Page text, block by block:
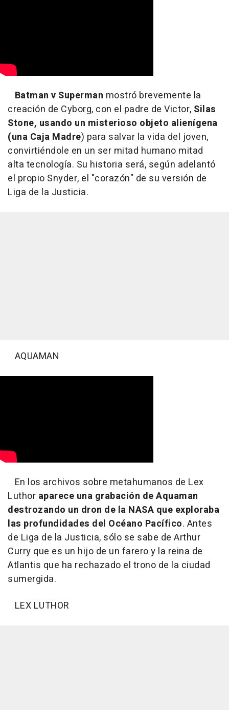
Batman v Superman mostró brevemente la
creación de Cyborg, con el padre de Victor, Silas
Stone, usando un misterioso objeto alienígena
(una Caja Madre) para salvar la vida del joven,
convirtiéndole en un ser mitad humano mitad
alta tecnología. Su historia será, según adelantó
el propio Snyder, el "corazón" de su versión de
Liga de la Justicia.
AQUAMAN
En los archivos sobre metahumanos de Lex
Luthor aparece una grabación de Aquaman
destrozando un dron de la NASA que exploraba
las profundidades del Océano Pacífico. Antes
de Liga de la Justicia, sólo se sabe de Arthur
Curry que es un hijo de un farero y la reina de
Atlantis que ha rechazado el trono de la ciudad
sumergida.
LEX LUTHOR